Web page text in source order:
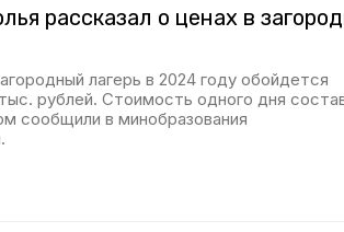
рассказал о ценах в
лагерь в 2024 году обойдется
рублей. Стоимость одного дня
сообщили в минобразования